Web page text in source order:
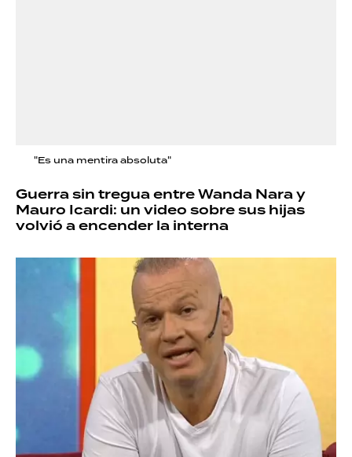
"Es una mentira absoluta"
Guerra sin tregua entre Wanda Nara y
Mauro Icardi: un video sobre sus hijas
volvió a encender la interna